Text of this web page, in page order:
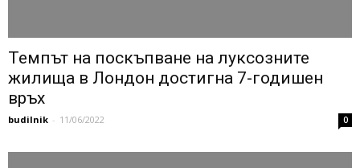
Темпът на поскъпване на луксозните
жилища в Лондон достигна 7-годишен
връх
budilnik - 11/06/2022 0